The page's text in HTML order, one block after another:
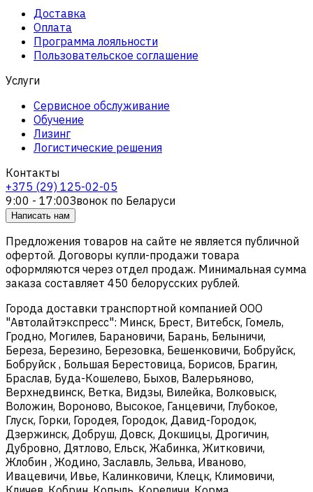
Доставка
Оплата
Программа лояльности
Пользовательское соглашение
Услуги
Сервисное обслуживание
Обучение
Лизинг
Логистические решения
Контакты
+375 (29) 125-02-05
9:00 - 17:00Звонок по Беларуси
Написать нам
Предложения товаров на сайте не является публичной
офертой. Договоры купли-продажи товара
оформляются через отдел продаж. Минимальная сумма
заказа составляет 450 белорусских рублей.
Города доставки транспортной компанией ООО
"Автолайтэкспресс": Минск, Брест, Витебск, Гомель,
Гродно, Могилев, Барановичи, Барань, Белыничи,
Береза, Березино, Березовка, Бешенковичи, Бобруйск,
Бобруйск , Большая Берестовица, Борисов, Брагин,
Браслав, Буда-Кошелево, Быхов, Валерьяново,
Верхнедвинск, Ветка, Видзы, Вилейка, Волковыск,
Воложин, Вороново, Высокое, Ганцевичи, Глубокое,
Глуск, Горки, Городея, Городок, Давид-Городок,
Дзержинск, Добруш, Довск, Докшицы, Дрогичин,
Дубровно, Дятлово, Ельск, Жабинка, Житковичи,
Жлобин , Жодино, Заславль, Зельва, Иваново,
Ивацевичи, Ивье, Калинковичи, Клецк, Климовичи,